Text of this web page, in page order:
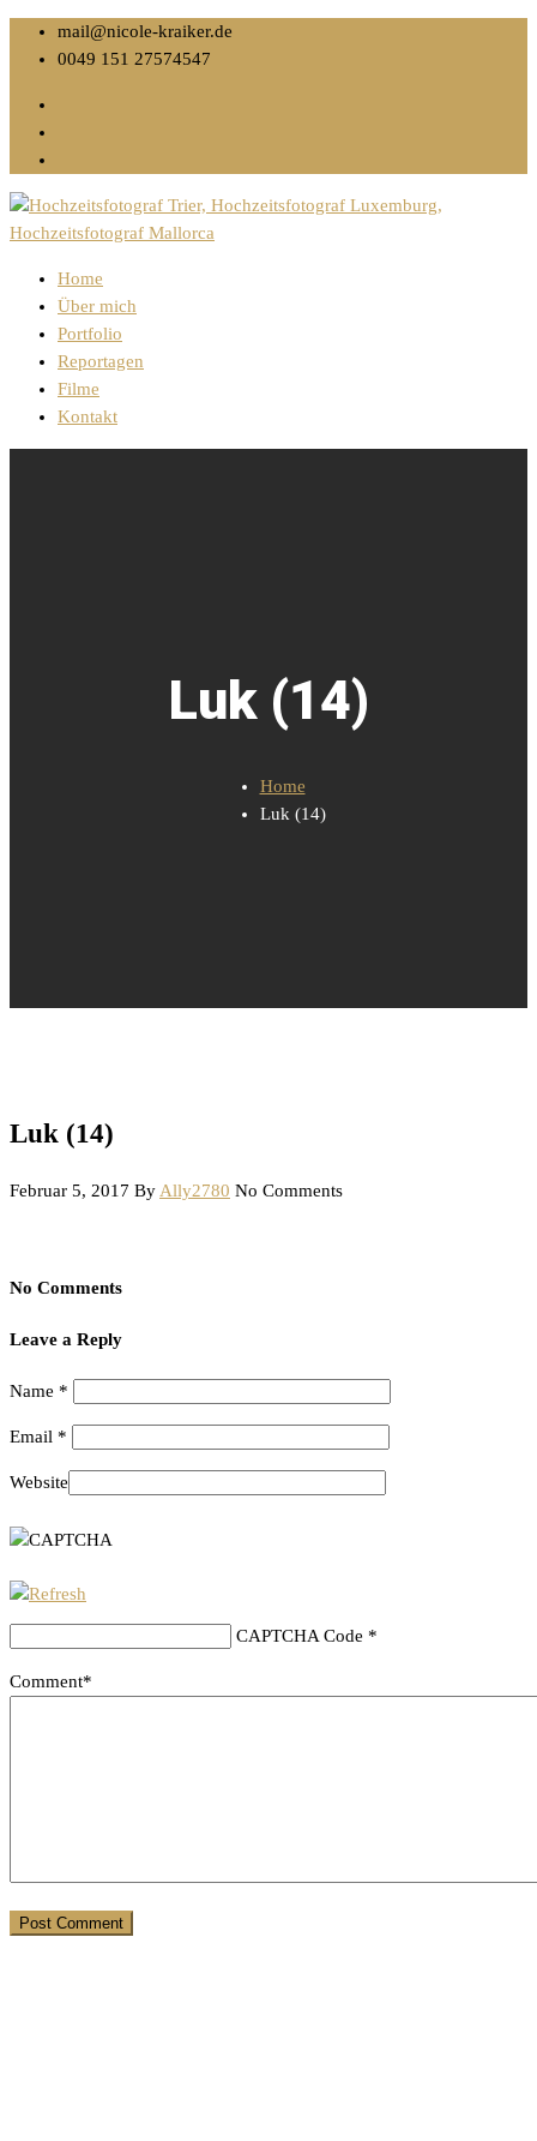
mail@nicole-kraiker.de
0049 151 27574547
Home
Über mich
Portfolio
Reportagen
Filme
Kontakt
Luk (14)
Home
Luk (14)
Luk (14)
Februar 5, 2017 By Ally2780 No Comments
No Comments
Leave a Reply
Name *
Email *
Website
CAPTCHA Code *
Comment*